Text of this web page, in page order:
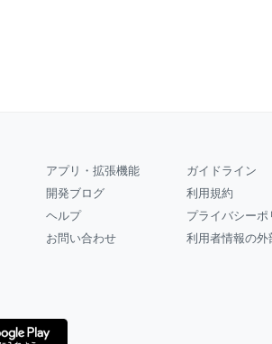
アプリ・拡張機能
開発ブログ
ヘルプ
お問い合わせ
ガイドライン
利用規約
プライバシーポ
利用者情報の外